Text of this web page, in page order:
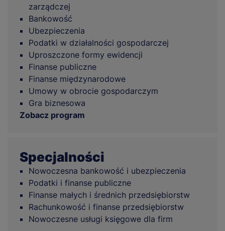
zarządczej
Bankowość
Ubezpieczenia
Podatki w działalności gospodarczej
Uproszczone formy ewidencji
Finanse publiczne
Finanse międzynarodowe
Umowy w obrocie gospodarczym
Gra biznesowa
Zobacz program
Specjalności
Nowoczesna bankowość i ubezpieczenia
Podatki i finanse publiczne
Finanse małych i średnich przedsiębiorstw
Rachunkowość i finanse przedsiębiorstw
Nowoczesne usługi księgowe dla firm